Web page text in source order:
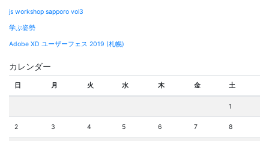
js workshop sapporo vol3
学ぶ姿勢
Adobe XD ユーザーフェス 2019 (札幌)
カレンダー
日 月 火 水 木 金 土
1
2 3 4 5 6 7 8